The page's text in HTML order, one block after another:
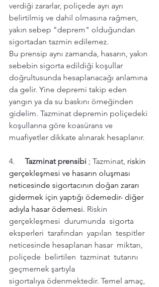
verdiği zararlar, poliçede ayrı ayrı
belirtilmiş ve dahil olmasına rağmen,
yakın sebep "deprem" olduğundan
sigortadan tazmin edilemez.
Bu prensip aynı zamanda, hasarın, yakın
sebebin sigorta edildiği koşullar
doğrultusunda hesaplanacağı anlamına
da gelir. Yine depremi takip eden
yangın ya da su baskını örneğinden
gidelim. Tazminat depremin poliçedeki
koşullarına göre koasürans ve
muafiyetler dikkate alınarak hesaplanır.
4. Tazminat prensibi ; Tazminat, riskin
gerçekleşmesi ve hasarın oluşması
neticesinde sigortacının doğan zararı
gidermek için yaptığı ödemedir- diğer
adıyla hasar ödemesi. Riskin
gerçekleşmesi  durumunda  sigorta
eksperleri  tarafından  yapılan  tespitler
neticesinde hesaplanan hasar  miktarı,
poliçede  belirtilen  tazminat  tutarını
geçmemek şartıyla
sigortalıya ödenmektedir. Temel amaç,